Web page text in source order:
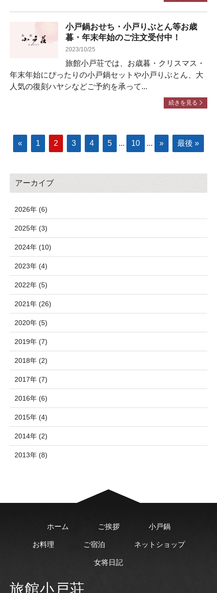
小戸鍋おせち・小戸りぶとん等お歳
暮・年末年始のご注文受付中！
2023/10/25
旅館小戸荘では、お歳暮・クリスマス・
年末年始にぴったりの小戸鍋セットや小戸りぶとん、大
人気の復刻ハヤシなどご予約を承って...
続きを見る
« 1 2 3 4 5 ... 10 ... » 最後 »
アーカイブ
2026年 (6)
2025年 (3)
2024年 (10)
2023年 (4)
2022年 (5)
2021年 (26)
2020年 (5)
2019年 (7)
2018年 (2)
2017年 (7)
2016年 (6)
2015年 (4)
2014年 (2)
2013年 (8)
ホーム ご挨拶 小戸鍋
お料理 ご宿泊 ネットショップ
女将日記
旅館小戸荘